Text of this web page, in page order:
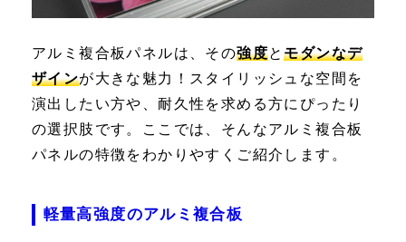
アルミ複合板パネルは、その強度とモダンなデ
ザインが大きな魅力！スタイリッシュな空間を
演出したい方や、耐久性を求める方にぴったり
の選択肢です。ここでは、そんなアルミ複合板
パネルの特徴をわかりやすくご紹介します。
軽量高強度のアルミ複合板